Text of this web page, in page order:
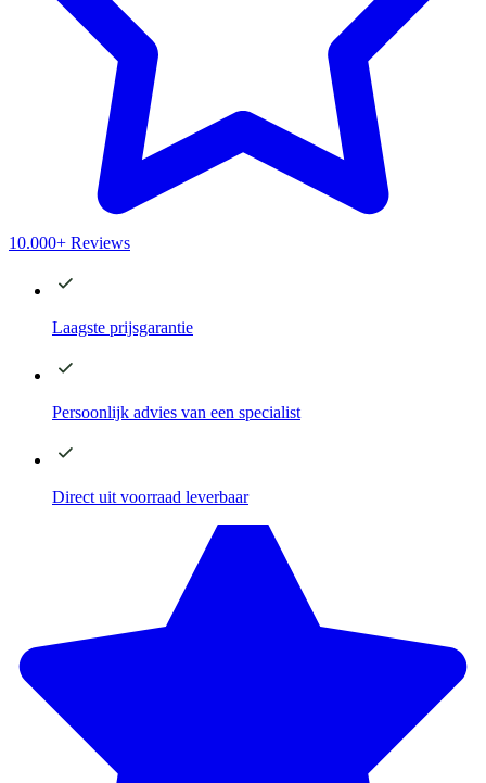
10.000+ Reviews
Laagste prijsgarantie
Persoonlijk advies van een specialist
Direct uit voorraad leverbaar